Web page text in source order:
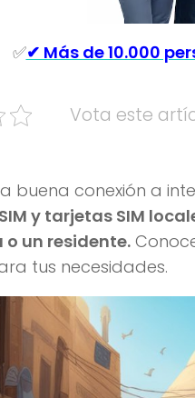
✅✔ Más de 10.000
Vota este
buena conexión a
y tarjetas SIM
un residente.
tus necesidades.